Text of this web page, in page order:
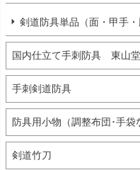
剣道防具単品（面・甲手・
国内仕立て手刺防具 東山
手刺剣道防具
防具用小物（調整布団･手袋
剣道竹刀